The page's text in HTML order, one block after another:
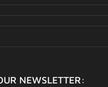
NEWSLETTER: